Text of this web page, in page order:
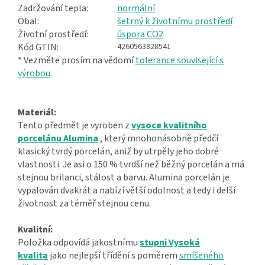
Zadržování tepla:
normální
Obal:
šetrný k životnímu prostředí
Životní prostředí:
úspora CO2
Kód GTIN:
4260563828541
* Vezměte prosím na vědomítolerance související s
výrobou .
Materiál:
Tento předmět je vyroben zvysoce kvalitního
porcelánu Alumina , který mnohonásobně předčí
klasický tvrdý porcelán, aniž by utrpěly jeho dobré
vlastnosti. Je asi o 150 % tvrdší než běžný porcelán a má
stejnou brilanci, stálost a barvu. Alumina porcelán je
vypalován dvakrát a nabízí větší odolnost a tedy i delší
životnost za téměř stejnou cenu.
Kvalitní:
Položka odpovídá jakostnímustupni Vysoká
kvalita jako nejlepší třídění s poměremsmíšeného